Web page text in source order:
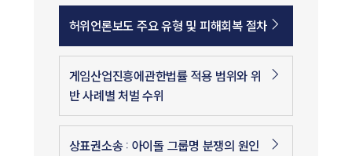
허위언론보도 주요 유형 및 피해회복 절차
게임산업진흥에관한법률 적용 범위와 위
반 사례별 처벌 수위
상표권소송 : 아이돌 그룹명 분쟁의 원인